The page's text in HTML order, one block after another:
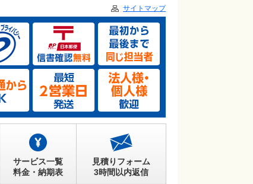
サイトマップ
サービス一覧
料金・納期表
見積りフォーム
3時間以内返信